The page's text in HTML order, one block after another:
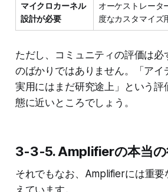
マイクロカーネル
設計が必要
オーケストレータ
度なカスタマイズ
ただし、コミュニティの評価は必
のばかりではありません。「アイ
実用にはまだ研究途上」という評
態に近いところでしょう。
3-3-5. Amplifierの本当の
それでもなお、Amplifierには重